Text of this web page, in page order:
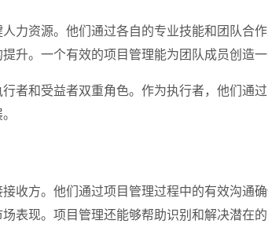
力资源。他们通过各自的专业技能和团队合
升。一个有效的项目管理能为团队成员创造
者和受益者双重角色。作为执行者，他们通
收方。他们通过项目管理过程中的有效沟通
表现。项目管理还能够帮助识别和解决潜在